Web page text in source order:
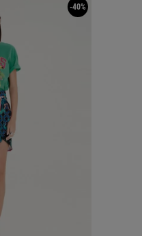
-40%